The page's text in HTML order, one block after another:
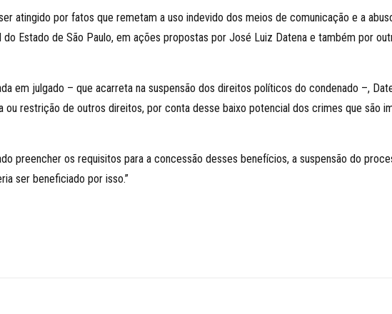
atingido por fatos que remetam a uso indevido dos meios de comunicação e a
Estado de São Paulo, em ações propostas por José Luiz Datena e também por
em julgado – que acarreta na suspensão dos direitos políticos do condenado –,
restrição de outros direitos, por conta desse baixo potencial dos crimes que são
preencher os requisitos para a concessão desses benefícios, a suspensão do
ser beneficiado por isso.”